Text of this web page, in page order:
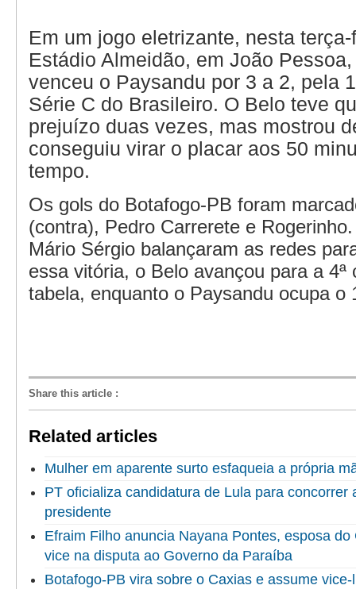
Em um jogo eletrizante, nesta
Estádio Almeidão, em João
venceu o Paysandu por 3 a 2, pela
Série C do Brasileiro. O Belo teve
prejuízo duas vezes, mas mostrou
conseguiu virar o placar aos 50
tempo.
Os gols do Botafogo-PB foram
(contra), Pedro Carrerete e
Mário Sérgio balançaram as redes
essa vitória, o Belo avançou para a 4ª
tabela, enquanto o Paysandu ocupa o
Share this article :
Related articles
Mulher em aparente surto esfaqueia a própria
PT oficializa candidatura de Lula para concorrer
presidente
Efraim Filho anuncia Nayana Pontes, esposa
vice na disputa ao Governo da Paraíba
Botafogo-PB vira sobre o Caxias e assume